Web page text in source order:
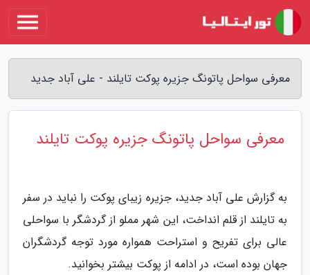
معرفی سواحل پاتونگ جزیره پوکت تایلند - علی آباد جدید
معرفی سواحل پاتونگ جزیره پوکت تایلند
به گزارش علی آباد جدید، جزیره زیبای پوکت را نباید در سفر
به تایلند از قلم انداخت، این شهر مملو از گردشگر با سواحلی
عالی برای تفریح و استراحت همواره مورد توجه گردشگران
جهان بوده است، در ادامه از پوکت بیشتر بخوانید.